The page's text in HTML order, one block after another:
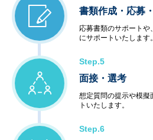
書類作成・応募
応募書類のサポートや
にサポートいたします。
Step.5
面接・選考
想定質問の提示や模擬
トいたします。
Step.6